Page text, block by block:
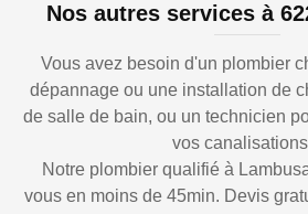
Nos autres services à
Vous avez besoin d'un plombier
dépannage ou une installation de
de salle de bain, ou un technicien
vos
Notre plombier qualifié à
vous en moins de 45min. Devis